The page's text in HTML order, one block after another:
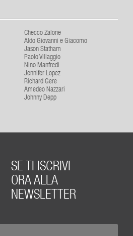
Checco Zalone
Aldo Giovanni e Giacomo
Jason Statham
Paolo Villaggio
Nino Manfredi
Jennifer Lopez
Richard Gere
Amedeo Nazzari
Johnny Depp
SE TI ISCRIVI
ORA ALLA
NEWSLETTER